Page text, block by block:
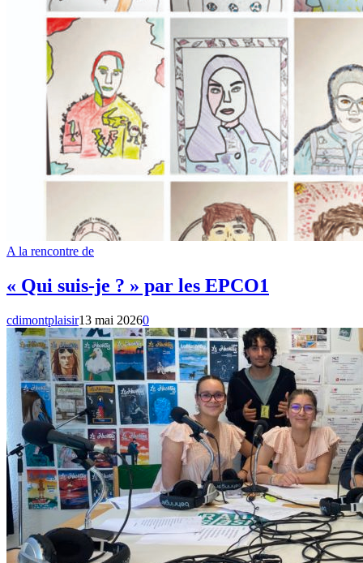
A la rencontre de
« Qui suis-je ? » par les EPCO1
cdimontplaisir13 mai 20260